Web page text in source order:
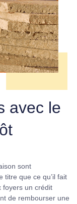
avec le
sont
titre que ce qu’il fait
foyers un crédit
de rembourser une